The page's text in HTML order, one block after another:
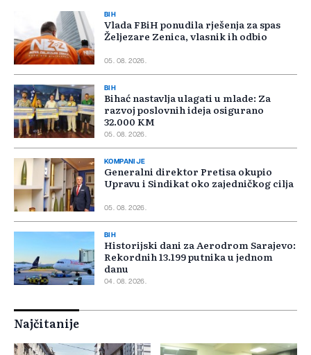
BIH
Vlada FBiH ponudila rješenja za spas
Željezare Zenica, vlasnik ih odbio
05. 08. 2026.
BIH
Bihać nastavlja ulagati u mlade: Za
razvoj poslovnih ideja osigurano
32.000 KM
05. 08. 2026.
KOMPANIJE
Generalni direktor Pretisa okupio
Upravu i Sindikat oko zajedničkog cilja
05. 08. 2026.
BIH
Historijski dani za Aerodrom Sarajevo:
Rekordnih 13.199 putnika u jednom
danu
04. 08. 2026.
Najčitanije